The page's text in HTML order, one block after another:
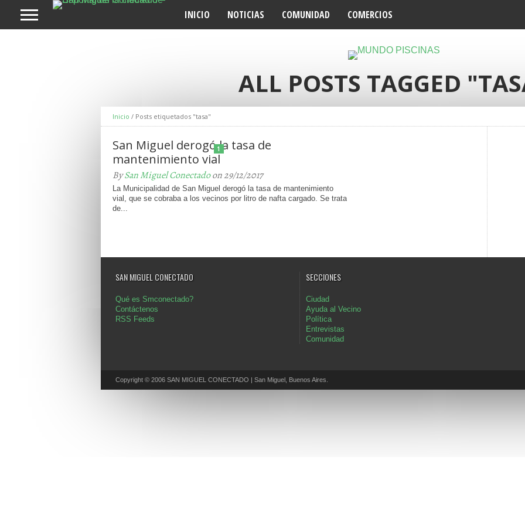
INICIO NOTICIAS COMUNIDAD COMERCIOS
ALL POSTS TAGGED
Inicio / Posts etiquetados "tasa"
1
San Miguel derogó la tasa de
mantenimiento vial
BySan Miguel Conectadoon 29/12/2017
La Municipalidad de San Miguel derogó la tasa de mantenimiento
vial, que se cobraba a los vecinos por litro de nafta cargado. Se trata
de...
SAN MIGUEL CONECTADO
Qué es Smconectado?
Contáctenos
RSS Feeds
SECCIONES
Ciudad
Ayuda al Vecino
Política
Entrevistas
Comunidad
Copyright © 2006 SAN MIGUEL CONECTADO | San Miguel, Buenos Aires.